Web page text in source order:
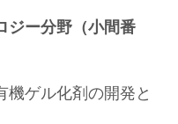
ジー分野（小間番
機ゲル化剤の開発と